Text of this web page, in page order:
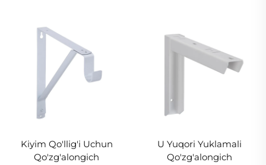
Kiyim Qo'llig'i Uchun
Qo'zg'alongich
U Yuqori Yuklamali
Qo'zg'alongich